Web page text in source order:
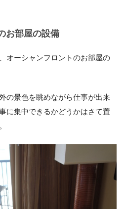
お部屋の設備
オーシャンフロントのお部屋の
の景色を眺めながら仕事が出来
に集中できるかどうかはさて置